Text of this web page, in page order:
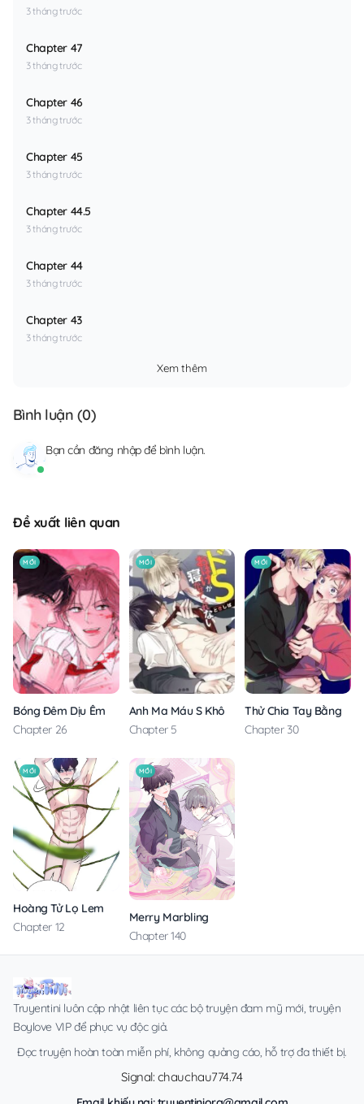
3 tháng trước
Chapter 47
3 tháng trước
Chapter 46
3 tháng trước
Chapter 45
3 tháng trước
Chapter 44.5
3 tháng trước
Chapter 44
3 tháng trước
Chapter 43
3 tháng trước
Xem thêm
Bình luận (0)
Bạn cần đăng nhậpđể bình luận.
Đề xuất liên quan
MỚI
Bóng Đêm Dịu Êm
Chapter 26
MỚI
Anh Ma Máu S Không Cho Tôi Ngủ Yên
Chapter 5
MỚI
Thử Chia Tay Bằng
Chapter 30
MỚI
Hoàng Tử Lọ Lem
Chapter 12
MỚI
Merry Marbling
Chapter 140
Truyentini luôn cập nhật liên tục các bộ truyện đam mỹ mới, truyện
Boylove VIP để phục vụ độc giả.
Đọc truyện hoàn toàn miễn phí, không quảng cáo, hỗ trợ đa thiết bị.
Signal: chauchau774.74